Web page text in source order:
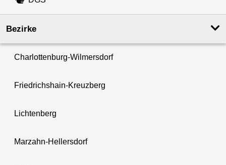
Bezirke
Charlottenburg-Wilmersdorf
Friedrichshain-Kreuzberg
Lichtenberg
Marzahn-Hellersdorf